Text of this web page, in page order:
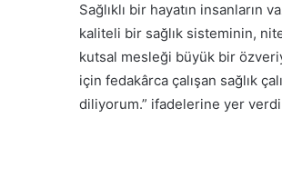
Sağlıklı bir hayatın insanların
kaliteli bir sağlık sisteminin,
kutsal mesleği büyük bir
için fedakârca çalışan sağlık
diliyorum.” ifadelerine yer